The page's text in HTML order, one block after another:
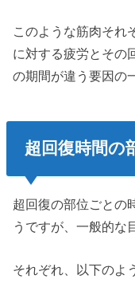
このような筋肉それ
に対する疲労とその
の期間が違う要因の
超回復時間の
超回復の部位ごとの
うですが、一般的な
それぞれ、以下のよ